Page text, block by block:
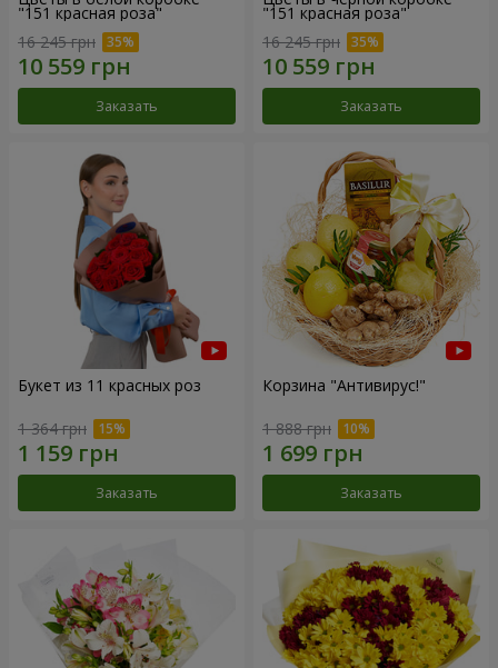
"151 красная роза"
16 245 грн
Заказать
"151 красная роза"
16 245 грн
Заказать
Букет из 11 красных роз
1 364 грн
Заказать
Корзина "Антивирус!"
1 888 грн
Заказать